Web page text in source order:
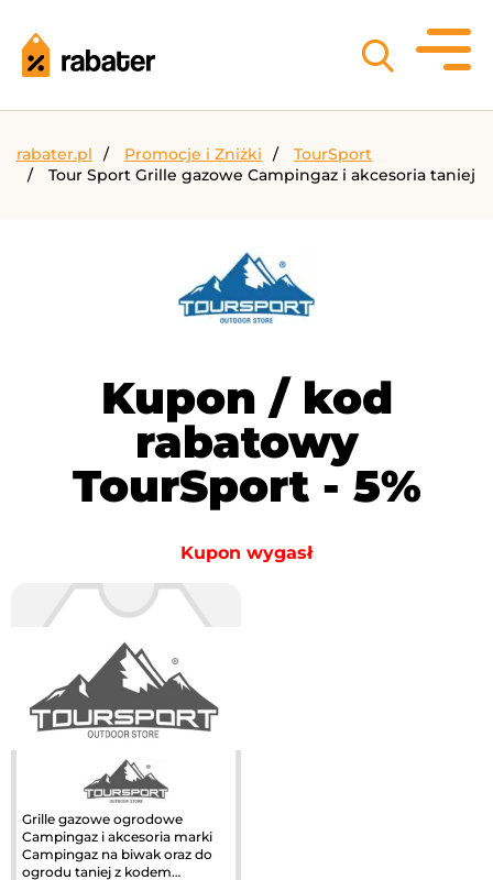
rabater.pl Promocje i Zniżki
TourSport
Tour Sport Grille gazowe Campingaz i akcesoria taniej
Kupon / kod
rabatowy
TourSport - 5%
Kupon wygasł
Grille gazowe ogrodowe
Campingaz i akcesoria marki
Campingaz na biwak oraz do
ogrodu taniej z kodem